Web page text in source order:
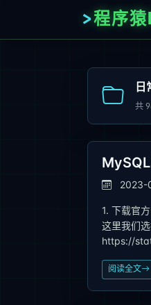
程序猿
日
共
2023-
1. 下载官
这里我们
https://
阅读全文